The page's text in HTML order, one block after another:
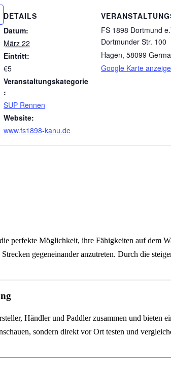
DETAILS
Datum:
März 22
Eintritt:
€5
Veranstaltungskategorie
:
SUP Rennen
Website:
www.fs1898-kanu.de
FS 1898 Dortmund
Dortmunder Str. 100
Hagen, 58099
Google Karte
perfekte Möglichkeit, ihre Fähigkeiten auf dem
gegeneinander anzutreten. Durch die
Händler und Paddler zusammen und
sondern direkt vor Ort testen und